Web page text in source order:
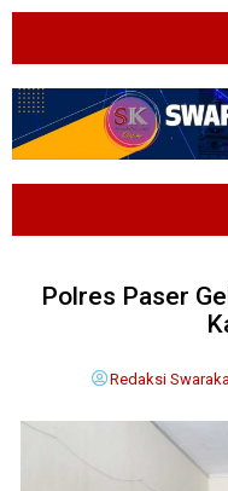
Polres Paser
Redaksi